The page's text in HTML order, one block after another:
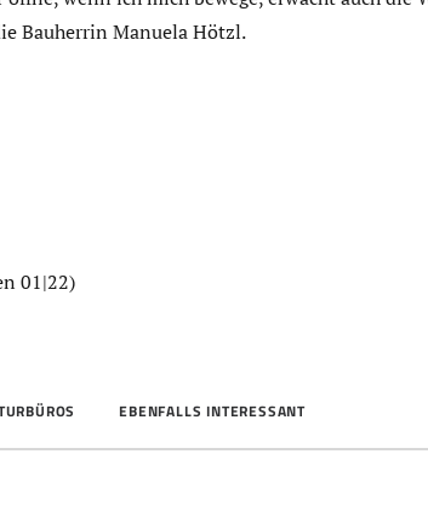
Bauherrin Manuela Hötzl.
01|22)
EBENFALLS INTERESSANT